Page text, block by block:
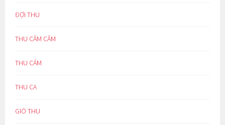
ĐỢI THU
THU CĂM CĂM
THU CẢM
THU CA
GIÓ THU